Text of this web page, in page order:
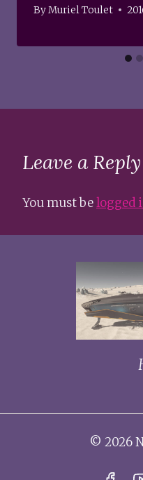
ByMuriel Toulet
Leave a Reply
You must belogged
© 2026